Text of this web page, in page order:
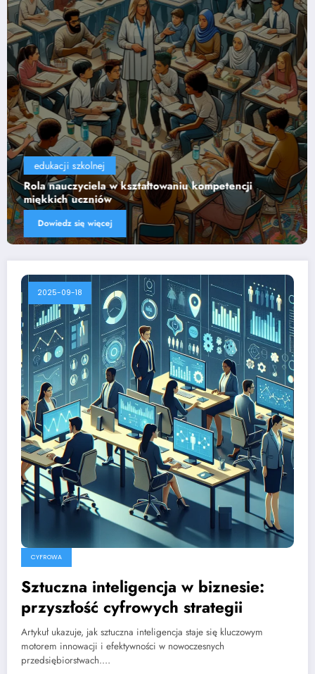
edukacji szkolnej
Wpływ technologii na efektywność nauczania
Dowiedz się więcej
2025-09-18
CYFROWA
Sztuczna inteligencja w biznesie:
przyszłość cyfrowych strategii
Artykuł ukazuje, jak sztuczna inteligencja staje się kluczowym
motorem innowacji i efektywności w nowoczesnych
przedsiębiorstwach.…